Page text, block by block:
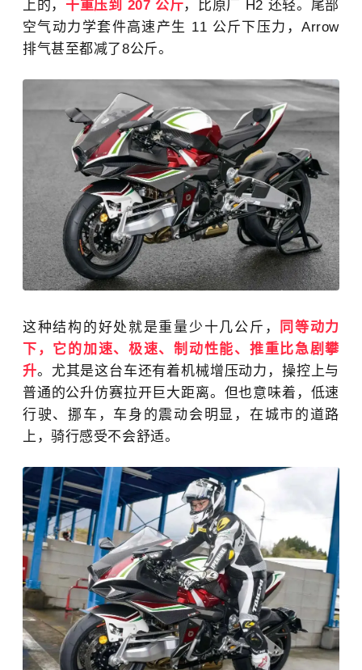
上的 ， 干重压到 207 公斤，比原厂 H2 还轻。尾部
空气动力学套件高速产生 11 公斤下压力，Arrow
排气甚至都减了8公斤。
这种结构的好处就是重量少十几公斤，
同等动力
下，它的加速、极速、制动性能、推重比急剧攀
升。尤其是这台车还有着机械增压动力，操控上与
普通的公升仿赛拉开巨大距离。但也意味着，低速
行驶、挪车，车身的震动会明显，在城市的道路
上，骑行感受不会舒适。